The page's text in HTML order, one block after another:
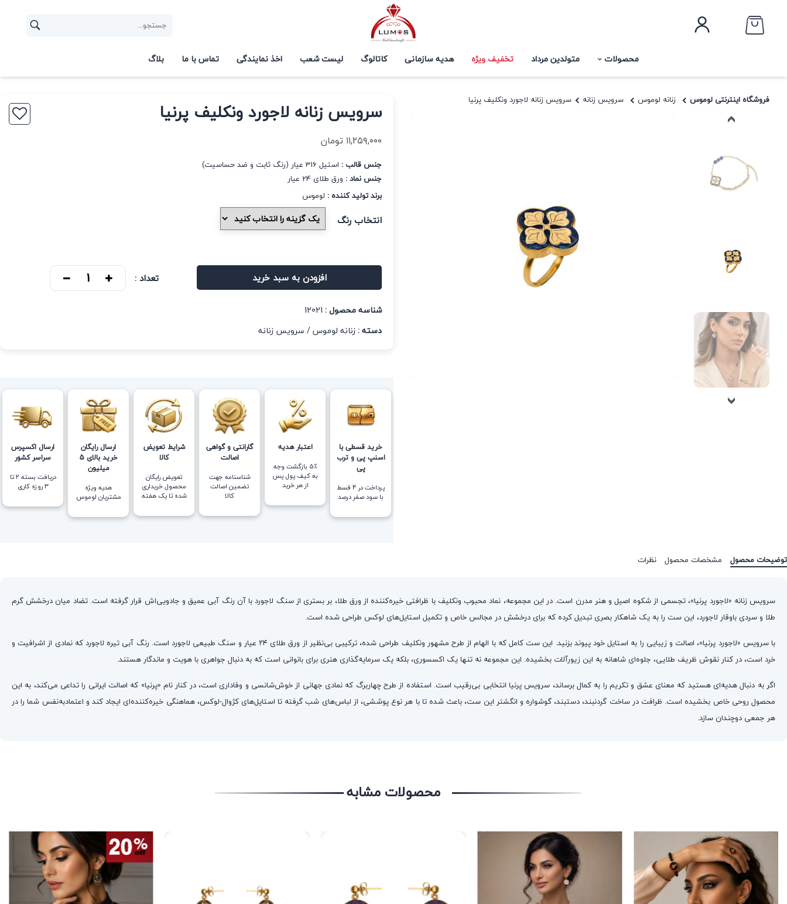
محصولات متولدین مرداد تخفیف ویژه هدیه سازمانی کاتالوگ لیست شعب اخذ نمایندگی تماس با ما بلاگ
فروشگاه اینترنتی لوموس زنانه لوموس سرویس زنانه سرویس زنانه لاجورد ونکلیف پرنیا سرویس زنانه لاجورد ونکلیف پرنیا
۱۱,۲۵۹,۰۰۰ تومان
جنس قالب : استیل 316 عیار (رنگ ثابت و ضد حساسیت)
جنس نماد : ورق طلای 24 عیار
برند تولید کننده : لوموس
انتخاب رنگ
افزودن به سبد خرید تعداد :
شناسه محصول : 12021
دسته :زنانه لوموس/ سرویس زنانه
خرید قسطی با
اسنپ پی و ترب
پی
پرداخت در 4 قسط
با سود صفر درصد
اعتبار هدیه
5٪ بازگشت وجه
به کیف پول پس
از هر خرید
گارانتی و گواهی
اصالت
شناسنامه جهت
تضمین اصالت
کالا
شرایط تعویض
کالا
تعویض رایگان
محصول خریداری
شده تا یک هفته
ارسال رایگان
خرید بالای 5
میلیون
هدیه ویژه
مشتریان لوموس
ارسال اکسپرس
سراسر کشور
دریافت بسته ۲ تا
۳ روزه کاری
توضیحات محصول مشخصات محصول نظرات
سرویس زنانه «لاجورد پرنیا»، تجسمی از شکوه اصیل و هنر مدرن است. در این مجموعه، نماد محبوب ونکلیف با ظرافتی خیره‌کننده از ورق طلا، بر بستری از سنگ لاجورد با آن رنگ آبی عمیق و جادویی‌اش قرار گرفته است. تضاد میان درخشش گرم
طلا و سردی باوقار لاجورد، این ست را به یک شاهکار بصری تبدیل کرده که برای درخشش در مجالس خاص و تکمیل استایل‌های لوکس طراحی شده است.
با سرویس «لاجورد پرنیا»، اصالت و زیبایی را به استایل خود پیوند بزنید. این ست کامل که با الهام از طرح مشهور ونکلیف طراحی شده، ترکیبی بی‌نظیر از ورق طلای ۲۴ عیار و سنگ طبیعی لاجورد است. رنگ آبی تیره لاجورد که نمادی از اشرافیت و
خرد است، در کنار نقوش ظریف طلایی، جلوه‌ای شاهانه به این زیورآلات بخشیده. این مجموعه نه تنها یک اکسسوری، بلکه یک سرمایه‌گذاری هنری برای بانوانی است که به دنبال جواهری با هویت و ماندگار هستند.
اگر به دنبال هدیه‌ای هستید که معنای عشق و تکریم را به کمال برساند، سرویس پرنیا انتخابی بی‌رقیب است. استفاده از طرح چهاربرگ که نمادی جهانی از خوش‌شانسی و وفاداری است، در کنار نام «پرنیا» که اصالت ایرانی را تداعی می‌کند، به این
محصول روحی خاص بخشیده است. ظرافت در ساخت گردنبند، دستبند، گوشواره و انگشتر این ست، باعث شده تا با هر نوع پوششی، از لباس‌های شب گرفته تا استایل‌های کژوال-لوکس، هماهنگی خیره‌کننده‌ای ایجاد کند و اعتمادبه‌نفس شما را در
هر جمعی دوچندان سازد.
محصولات مشابه